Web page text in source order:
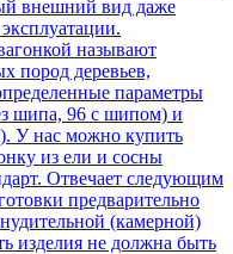
внешний вид даже
называют
пород деревьев,
параметры
шипа, 96 с шипом) и
У нас можно купить
из ели и сосны
Отвечает следующим
предварительно
(камерной)
изделия не должна быть